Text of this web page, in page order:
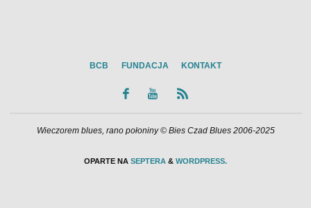
BCB FUNDACJA KONTAKT
Wieczorem blues, rano połoniny © Bies Czad Blues 2006-2025
OPARTE NA SEPTERA & WORDPRESS.